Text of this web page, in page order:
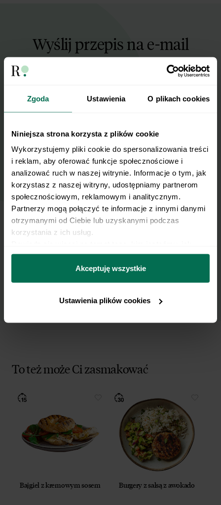
Zgoda Ustawienia O plikach cookies
Niniejsza strona korzysta z plików cookie
Wykorzystujemy pliki cookie do spersonalizowania treści
i reklam, aby oferować funkcje społecznościowe i
analizować ruch w naszej witrynie. Informacje o tym, jak
korzystasz z naszej witryny, udostępniamy partnerom
społecznościowym, reklamowym i analitycznym.
Partnerzy mogą połączyć te informacje z innymi danymi
otrzymanymi od Ciebie lub uzyskanymi podczas
korzystania z ich usług.
można się z nami skontaktować i w jaki sposób
przetwarzamy dane osobowe w ramach
prywatności.
Akceptuję wszystkie
Ustawienia plików cookies
Wyślij przepis na e-mail
Nasze najlepsze przepisy, prosto na Twoja
Zapisz się do naszego Newslettera
Email
Wyślij
Wyrażam zgodę na przetwarzanie moich
polityką prywatności.
To też może Ci zasmakować
Bajgiel z kremowym sosem Burgery z salsą z awokado